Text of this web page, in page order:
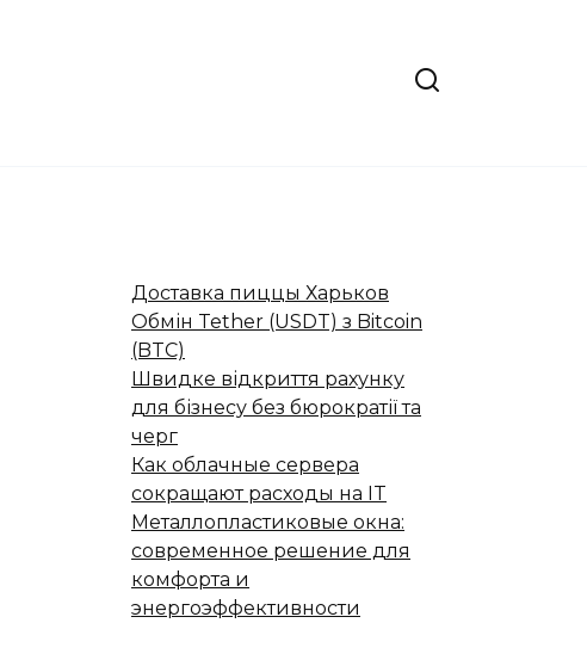
Доставка пиццы Харьков
Обмін Tether (USDT) з Bitcoin
(BTC)
Швидке відкриття рахунку
для бізнесу без бюрократії та
черг
Как облачные сервера
сокращают расходы на IT
Металлопластиковые окна:
современное решение для
комфорта и
энергоэффективности